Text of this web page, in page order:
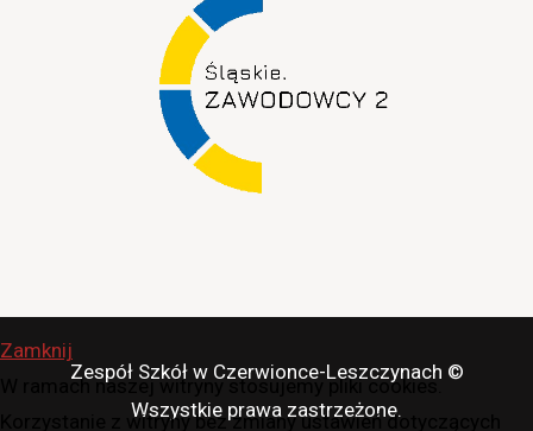
Zespół Szkół w Czerwionce-Leszczynach ©
Wszystkie prawa zastrzeżone.
Zamknij
W ramach naszej witryny stosujemy pliki cookies.
Korzystanie z witryny bez zmiany ustawień dotyczących